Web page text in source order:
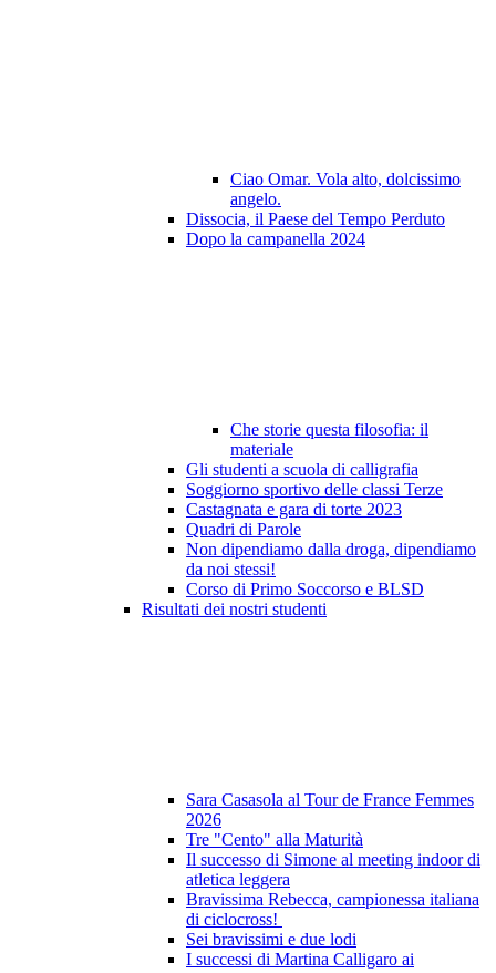
Ciao Omar. Vola alto, dolcissimo
angelo.
Dissocia, il Paese del Tempo Perduto
Dopo la campanella 2024
Che storie questa filosofia: il
materiale
Gli studenti a scuola di calligrafia
Soggiorno sportivo delle classi Terze
Castagnata e gara di torte 2023
Quadri di Parole
Non dipendiamo dalla droga, dipendiamo
da noi stessi!
Corso di Primo Soccorso e BLSD
Risultati dei nostri studenti
Sara Casasola al Tour de France Femmes
2026
Tre "Cento" alla Maturità
Il successo di Simone al meeting indoor di
atletica leggera
Bravissima Rebecca, campionessa italiana
di ciclocross!
Sei bravissimi e due lodi
I successi di Martina Calligaro ai